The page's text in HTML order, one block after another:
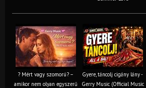
? Mért vagy szomorú? –
amikor nem olyan egyszerű
Gyere, táncolj cigány lány -
Gerry Music (Official Music